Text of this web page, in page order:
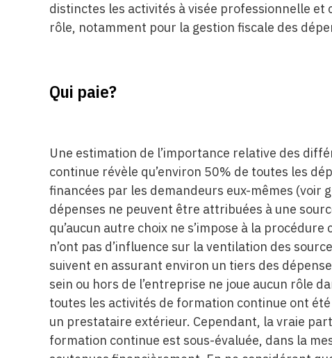
distinctes les activités à visée professionnelle
rôle, notamment pour la gestion fiscale des
Qui paie?
Une estimation de l’importance relative des
continue révèle qu’environ 50% de toutes les
financées par les demandeurs eux-mêmes (voir
dépenses ne peuvent être attribuées à une
qu’aucun autre choix ne s’impose à la
n’ont pas d’influence sur la ventilation des
suivent en assurant environ un tiers des
sein ou hors de l’entreprise ne joue aucun rôle
toutes les activités de formation continue ont
un prestataire extérieur. Cependant, la vraie
formation continue est sous-évaluée, dans la